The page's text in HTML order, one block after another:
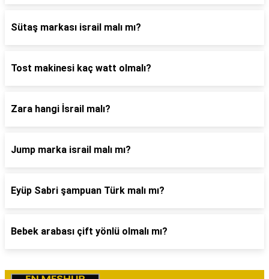
Sütaş markası israil malı mı?
Tost makinesi kaç watt olmalı?
Zara hangi İsrail malı?
Jump marka israil malı mı?
Eyüp Sabri şampuan Türk malı mı?
Bebek arabası çift yönlü olmalı mı?